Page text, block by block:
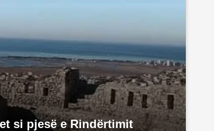
si pjesë e Rindërtimit